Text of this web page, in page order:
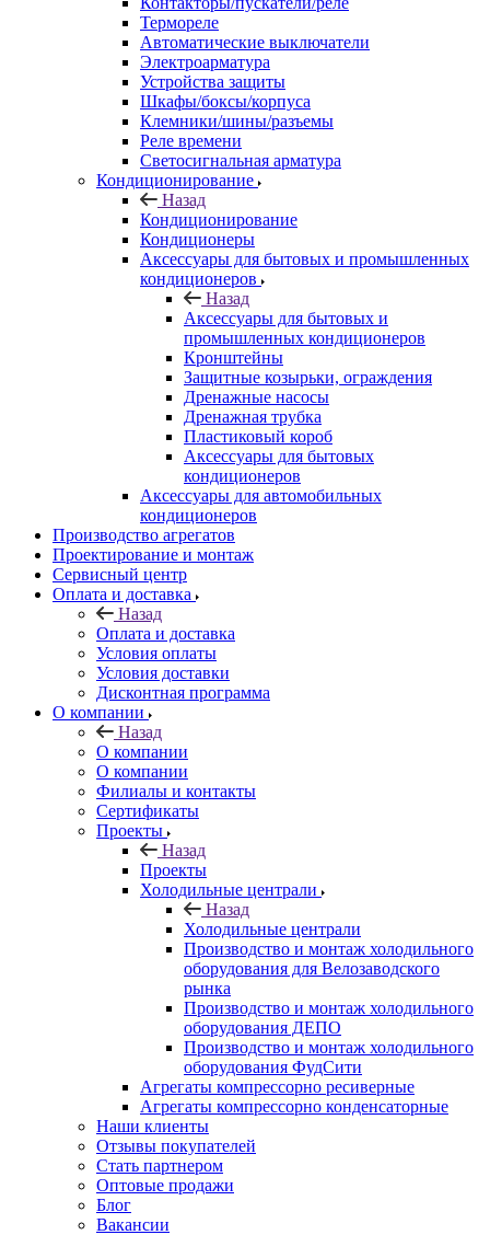
Термореле
Автоматические выключатели
Электроарматура
Устройства защиты
Шкафы/боксы/корпуса
Клемники/шины/разъемы
Реле времени
Светосигнальная арматура
Кондиционирование
Назад
Кондиционирование
Кондиционеры
Аксессуары для бытовых и промышленных
кондиционеров
Назад
Аксессуары для бытовых и
промышленных кондиционеров
Кронштейны
Защитные козырьки, ограждения
Дренажные насосы
Дренажная трубка
Пластиковый короб
Аксессуары для бытовых
кондиционеров
Аксессуары для автомобильных
кондиционеров
Производство агрегатов
Проектирование и монтаж
Сервисный центр
Оплата и доставка
Назад
Оплата и доставка
Условия оплаты
Условия доставки
Дисконтная программа
О компании
Назад
О компании
О компании
Филиалы и контакты
Сертификаты
Проекты
Назад
Проекты
Холодильные централи
Назад
Холодильные централи
Производство и монтаж холодильного
оборудования для Велозаводского
рынка
Производство и монтаж холодильного
оборудования ДЕПО
Производство и монтаж холодильного
оборудования ФудСити
Агрегаты компрессорно ресиверные
Агрегаты компрессорно конденсаторные
Наши клиенты
Отзывы покупателей
Стать партнером
Оптовые продажи
Блог
Вакансии